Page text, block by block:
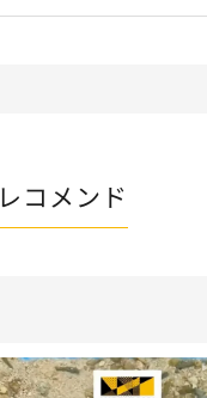
レコメンド